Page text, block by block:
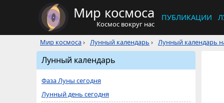
Мир космоса
Космос вокруг нас
ПУБЛИКАЦИИ
Мир космоса› Лунный календарь › Лунный календарь
Лунный календарь
Фаза Луны сегодня
Лунный день сегодня